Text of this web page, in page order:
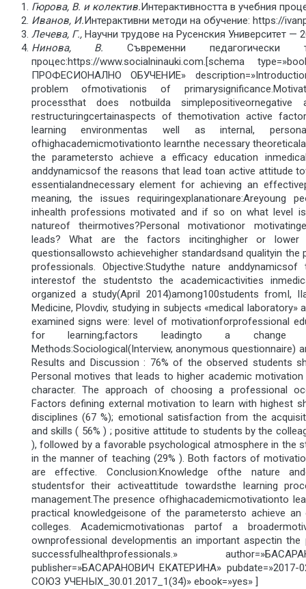
Гюрова, В. и колектив.Интерактивността в учебния
Иванов, И.Интерактивни методи на обучение: https://
Лечева, Г.,Научни трудове на Русенския Университет —
Нинова, В. Съвременни педагогически
процес:https://www.socialninauki.com.[schema
ПРОФЕСИОНАЛНО ОБУЧЕНИЕ»
problem ofmotivationis of
processthat does notbuilda simplepositiveornegative
restructuringcertainaspects of themotivation active
learning environmentas well as internal,
ofhighacademicmotivationto learnthe necessary
the parametersto achieve a efficacy education
anddynamicsof the reasons that lead toan active attitude
essentialandnecessary element for achieving an
meaning, the issues requiringexplanationare:Areyoung
inhealth professions motivated and if so on what level
natureof theirmotives?Personal motivationor
leads? What are the factors incitinghigher or lower
questionsallowsto achievehigher standardsand qualityin
professionals. Objective:Studythe nature
interestof the studentsto the academicactivities
organized a study(April 2014)among100students fromI,
Medicine, Plovdiv, studying in subjects «medical laboratory»
examined signs were: level of motivationforprofessional
for learning;factors leadingto a change
Methods:Sociological(Interview, anonymous questionnaire)
Results and Discussion : 76% of the observed students
Personal motives that leads to higher academic
character. The approach of choosing a professional
Factors defining external motivation to learn with highest
disciplines (67 %); emotional satisfaction from the
and skills ( 56% ) ; positive attitude to students by the
), followed by a favorable psychological atmosphere in the
in the manner of teaching (29% ). Both factors of
are effective. Conclusion:Knowledge ofthe nature
studentsfor their activeattitude towardsthe learning
management.The presence ofhighacademicmotivationto
practical knowledgeisone of the parametersto achieve
colleges. Academicmotivationas partof a
ownprofessional developmentis an important aspectin the
successfulhealthprofessionals.»
publisher=»БАСАРАНОВИЧ ЕКАТЕРИНА» pubdate=»2017-
СОЮЗ УЧЕНЫХ_30.01.2017_1(34)» ebook=»yes» ]